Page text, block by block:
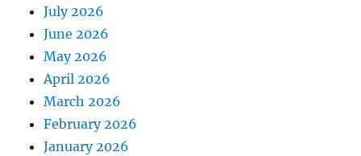
July 2026
June 2026
May 2026
April 2026
March 2026
February 2026
January 2026